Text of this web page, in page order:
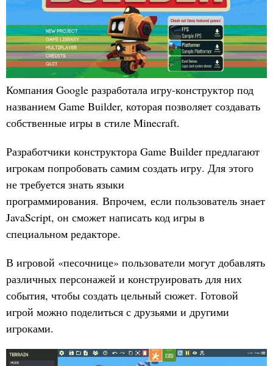
Компания Google разработала игру-конструктор под
названием Game Builder, которая позволяет создавать
собственные игры в стиле Minecraft.
Разработчики конструктора Game Builder предлагают
игрокам попробовать самим создать игру. Для этого
не требуется знать языки
программирования. Впрочем, если пользователь знает
JavaScript, он сможет написать код игры в
специальном редакторе.
В игровой «песочнице» пользователи могут добавлять
различных персонажей и конструировать для них
события, чтобы создать цельный сюжет. Готовой
игрой можно поделиться с друзьями и другими
игроками.